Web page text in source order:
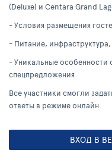
(Deluxe) и Centara Grand
- Условия размещения
- Питание,
- Уникальные особенности
спецпредложения
Все участники смогли
ответы в режиме онлайн.
ВХОД В